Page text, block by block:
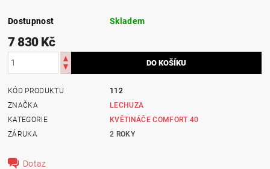
Dostupnost Skladem
7 830 Kč
KÓD PRODUKTU
112
ZNAČKA
LECHUZA
KATEGORIE
KVĚTINÁČE COMFORT 40
ZÁRUKA
2 ROKY
Dotaz